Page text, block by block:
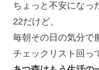
ちょっと不安になっ
22だけど、
毎朝その日の気分で
チェックリスト回っ